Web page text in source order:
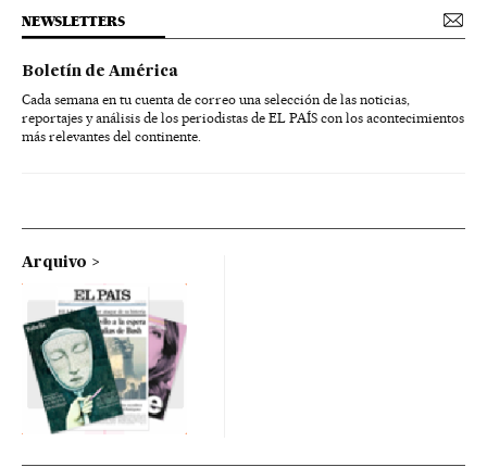
NEWSLETTERS
Boletín de América
Cada semana en tu cuenta de correo una selección de las noticias,
reportajes y análisis de los periodistas de EL PAÍS con los acontecimientos
más relevantes del continente.
Arquivo